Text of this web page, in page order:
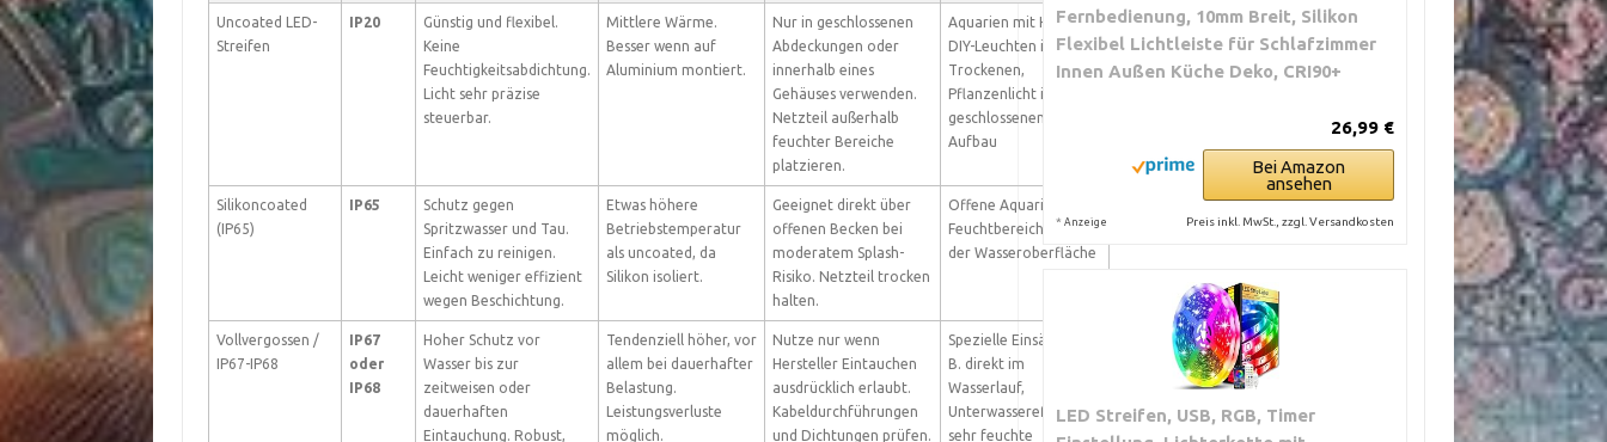
Uncoated LED-
Streifen
IP20
Günstig und flexibel.
Keine
Feuchtigkeitsabdichtung.
Licht sehr präzise
steuerbar.
Mittlere Wärme.
Besser wenn auf
Aluminium montiert.
Nur in geschlossenen
Abdeckungen oder
innerhalb eines
Gehäuses verwenden.
Netzteil außerhalb
feuchter Bereiche
platzieren.
Aquarien mit Haube,
DIY-Leuchten im
Trockenen,
Pflanzenlicht in
geschlossenem
Aufbau
Silikoncoated
(IP65)
IP65
Schutz gegen
Spritzwasser und Tau.
Einfach zu reinigen.
Leicht weniger effizient
wegen Beschichtung.
Etwas höhere
Betriebstemperatur
als uncoated, da
Silikon isoliert.
Geeignet direkt über
offenen Becken bei
moderatem Splash-
Risiko. Netzteil trocken
halten.
Offene Aquarien,
Feuchtbereiche über
der Wasseroberfläche
Vollvergossen /
IP67-IP68
IP67
oder
IP68
Hoher Schutz vor
Wasser bis zur
zeitweisen oder
dauerhaften
Eintauchung. Robust,
Tendenziell höher, vor
allem bei dauerhafter
Belastung.
Leistungsverluste
möglich.
Nutze nur wenn
Hersteller Eintauchen
ausdrücklich erlaubt.
Kabeldurchführungen
und Dichtungen prüfen.
Spezielle Einsätze, z.
B. direkt im
Wasserlauf,
Unterwassereffekte,
sehr feuchte
Fernbedienung, 10mm Breit, Silikon
Flexibel Lichtleiste für Schlafzimmer
Innen Außen Küche Deko, CRI90+
26,99 €
Bei Amazon
ansehen
* Anzeige Preis inkl. MwSt., zzgl. Versandkosten
LED Streifen, USB, RGB, Timer